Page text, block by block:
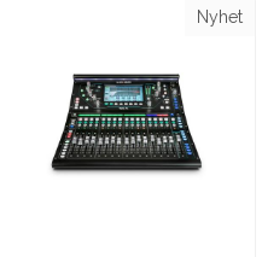
Nyhet